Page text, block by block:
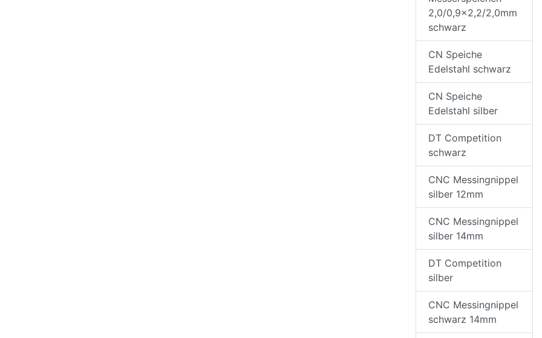
2,0/0,9x2,2/2,0mm
schwarz
CN Speiche
Edelstahl schwarz
CN Speiche
Edelstahl silber
DT Competition
schwarz
CNC Messingnippel
silber 12mm
CNC Messingnippel
silber 14mm
DT Competition
silber
CNC Messingnippel
schwarz 14mm